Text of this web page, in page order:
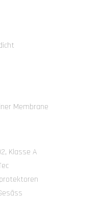
Membrane
Klasse A